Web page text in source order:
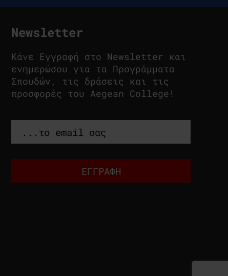
Newsletter
Κάνε Εγγραφή στο Newsletter και
ενημερώσου για τα Προγράμματα
Σπουδών, τις δράσεις και τις
προσφορές του Aegean College!